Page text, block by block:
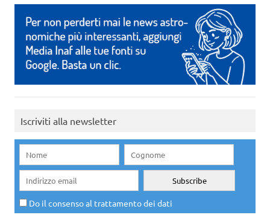
Iscriviti alla newsletter
Do il consenso al trattamento dei dati